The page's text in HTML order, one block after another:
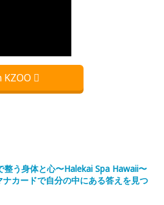
KZOO
整う身体と心〜Halekai Spa Hawaii〜
ナカードで自分の中にある答えを見つ